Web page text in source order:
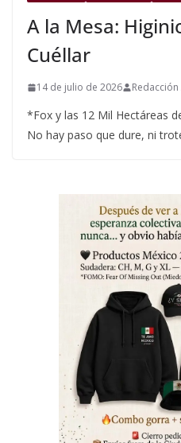
A la Mesa:
Cuéllar
14 de julio de 2026
*Fox y las 12 Mil Hectáreas
No hay paso que dure, ni